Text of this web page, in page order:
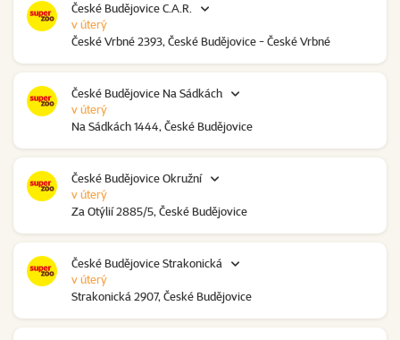
České Budějovice C.A.R.
České Vrbné 2393, České Budějovice - České Vrbné
v úterý
České Budějovice Na Sádkách
Na Sádkách 1444, České Budějovice
v úterý
České Budějovice Okružní
Za Otýlií 2885/5, České Budějovice
v úterý
České Budějovice Strakonická
Strakonická 2907, České Budějovice
v úterý